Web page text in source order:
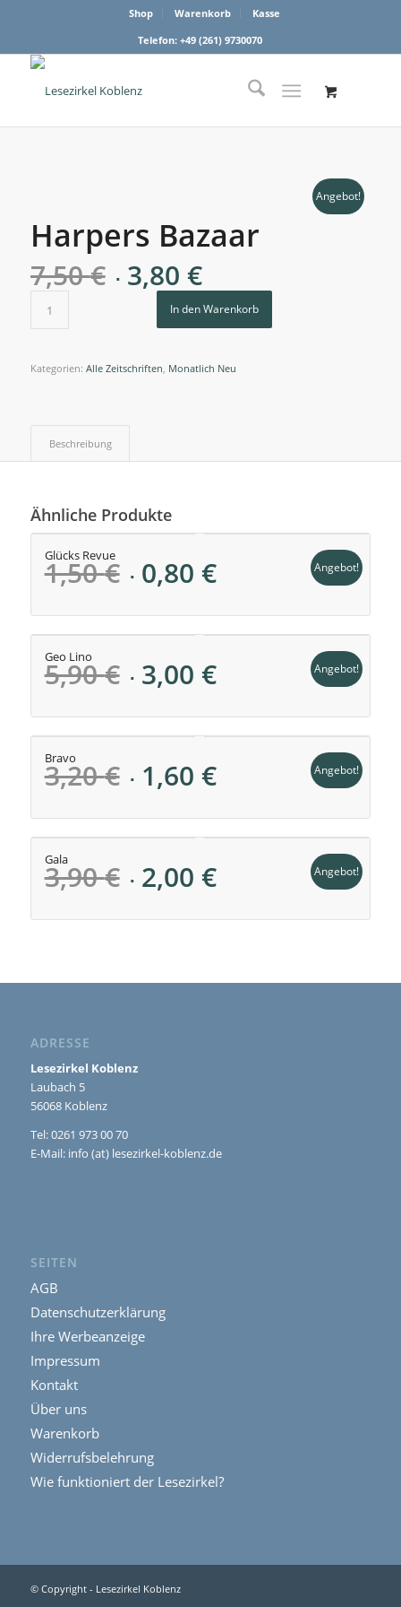
Shop Warenkorb
Kasse
Telefon: +49 (261) 9730070
Angebot!
Harpers Bazaar
7,50€ Ursprünglicher
Preis
war:
7,50 €
3,80 €Aktueller
Preis
ist:
3,80 €.
In den Warenkorb
Kategorien: Alle Zeitschriften, Monatlich Neu
Beschreibung
Ähnliche Produkte
Glücks Revue
1,50€ Ursprünglicher
Preis
war:
1,50 €
0,80 €Aktueller
Preis
ist:
0,80 €.
Angebot!
Geo Lino
5,90€ Ursprünglicher
Preis
war:
5,90 €
3,00 €Aktueller
Preis
ist:
3,00 €.
Angebot!
Bravo
3,20€ Ursprünglicher
Preis
war:
3,20 €
1,60 €Aktueller
Preis
ist:
1,60 €.
Angebot!
Gala
3,90€ Ursprünglicher
Preis
war:
2,00 €Aktueller
Preis
ist:
Angebot!
ADRESSE
Lesezirkel Koblenz
Laubach 5
56068 Koblenz
Tel: 0261 973 00 70
E-Mail: info (at) lesezirkel-koblenz.de
SEITEN
AGB
Datenschutzerklärung
Ihre Werbeanzeige
Impressum
Kontakt
Über uns
Warenkorb
Widerrufsbelehrung
Wie funktioniert der Lesezirkel?
© Copyright - Lesezirkel Koblenz